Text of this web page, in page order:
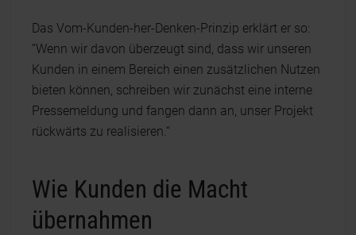
Das Vom-Kunden-her-Denken-Prinzip erklärt er so:
“Wenn wir davon überzeugt sind, dass wir unseren
Kunden in einem Bereich einen zusätzlichen Nutzen
bieten können, schreiben wir zunächst eine interne
Pressemeldung und fangen dann an, unser Projekt
rückwärts zu realisieren.“
Wie Kunden die Macht
übernahmen